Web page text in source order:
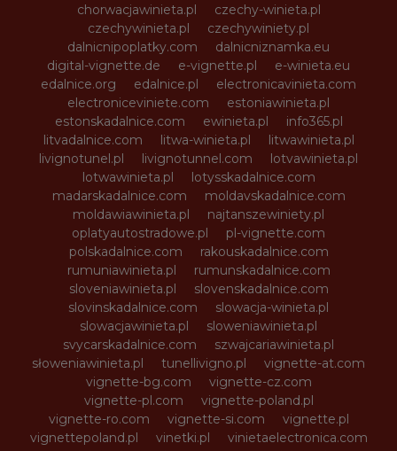
chorwacjawinieta.pl
czechy-winieta.pl
czechywinieta.pl
czechywiniety.pl
dalnicnipoplatky.com
dalnicniznamka.eu
digital-vignette.de
e-vignette.pl
e-winieta.eu
edalnice.org
edalnice.pl
electronicavinieta.com
electroniceviniete.com
estoniawinieta.pl
estonskadalnice.com
ewinieta.pl
info365.pl
litvadalnice.com
litwa-winieta.pl
litwawinieta.pl
livignotunel.pl
livignotunnel.com
lotvawinieta.pl
lotwawinieta.pl
lotysskadalnice.com
madarskadalnice.com
moldavskadalnice.com
moldawiawinieta.pl
najtanszewiniety.pl
oplatyautostradowe.pl
pl-vignette.com
polskadalnice.com
rakouskadalnice.com
rumuniawinieta.pl
rumunskadalnice.com
sloveniawinieta.pl
slovenskadalnice.com
slovinskadalnice.com
slowacja-winieta.pl
slowacjawinieta.pl
sloweniawinieta.pl
svycarskadalnice.com
szwajcariawinieta.pl
słoweniawinieta.pl
tunellivigno.pl
vignette-at.com
vignette-bg.com
vignette-cz.com
vignette-pl.com
vignette-poland.pl
vignette-ro.com
vignette-si.com
vignette.pl
vignettepoland.pl
vinetki.pl
vinietaelectronica.com